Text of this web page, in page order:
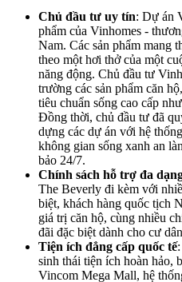
Chủ đầu tư uy tín: Dự án
phẩm của Vinhomes -
Nam. Các sản phẩm mang
theo một hơi thở của một
năng động. Chủ đầu tư
trường các sản phẩm căn
tiêu chuẩn sống cao cấp
Đồng thời, chủ đầu tư đã
dựng các dự án với hệ
không gian sống xanh an
bảo 24/7.
Chính sách hỗ trợ đa
The Beverly đi kèm với
biệt, khách hàng quốc tịch
giá trị căn hộ, cùng nhiều
đãi đặc biệt dành cho cư
Tiện ích đẳng cấp quốc tế
sinh thái tiện ích hoàn hảo,
Vincom Mega Mall, hệ